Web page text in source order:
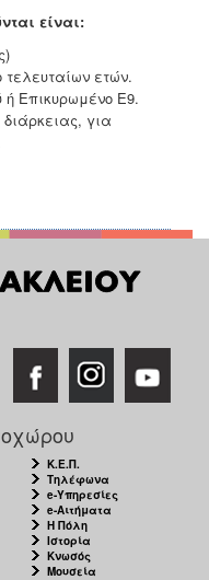
είναι:
τελευταίων ετών.
ή Επικυρωμένο Ε9.
διάρκειας, για
Κ.Ε.Π.
Τηλέφωνα
e-Υπηρεσίες
e-Αιτήματα
Η Πόλη
Ιστορία
Κνωσός
Μουσεία